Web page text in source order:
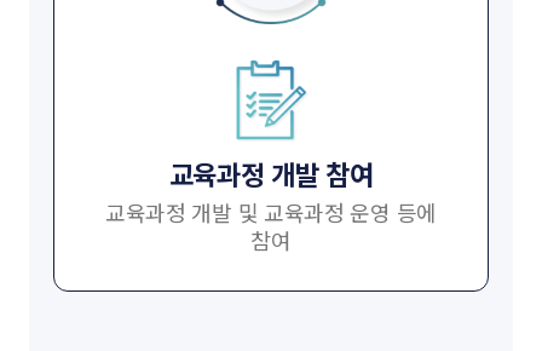
교육과정 개발 참여
교육과정 개발 및 교육과정 운영 등에
참여